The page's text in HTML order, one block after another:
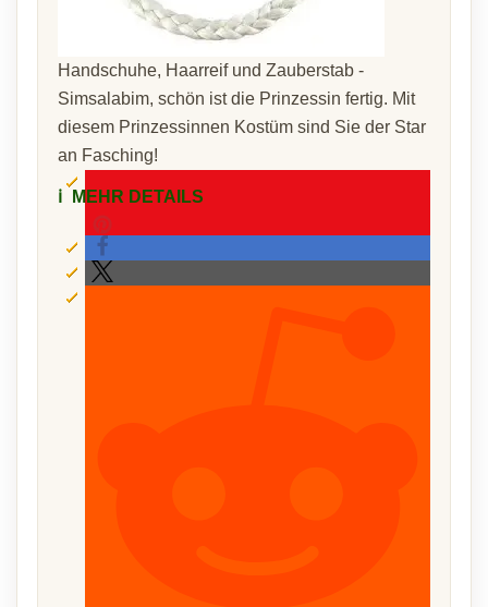
Handschuhe, Haarreif und Zauberstab -
Simsalabim, schön ist die Prinzessin fertig. Mit
diesem Prinzessinnen Kostüm sind Sie der Star
an Fasching!
ℹ️ MEHR DETAILS